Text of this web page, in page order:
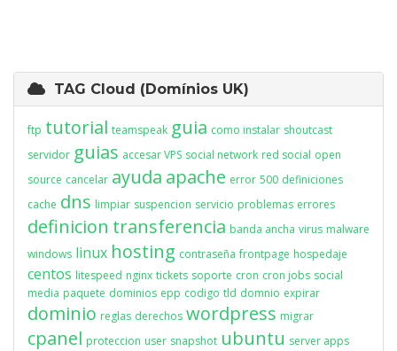
TAG Cloud (Domínios UK)
ftp tutorial teamspeak guia como instalar shoutcast
servidor guias accesar VPS social network red social open
source cancelar ayuda apache error 500 definiciones
cache dns limpiar suspencion servicio problemas errores
definicion transferencia banda ancha virus malware
windows linux hosting contraseña frontpage hospedaje
centos litespeed nginx tickets soporte cron cron jobs social
media paquete dominios epp codigo tld domnio expirar
dominio reglas derechos wordpress migrar
cpanel proteccion user snapshot ubuntu server apps